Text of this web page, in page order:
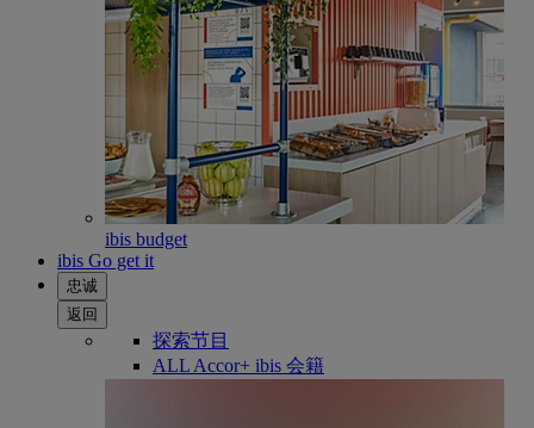
ibis budget
ibis Go get it
忠诚
返回
探索节目
ALL Accor+ ibis 会籍